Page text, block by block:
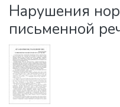
All of DSpace
Statistics
Нарушения
письменной